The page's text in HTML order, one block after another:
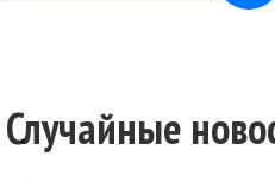
Случайные